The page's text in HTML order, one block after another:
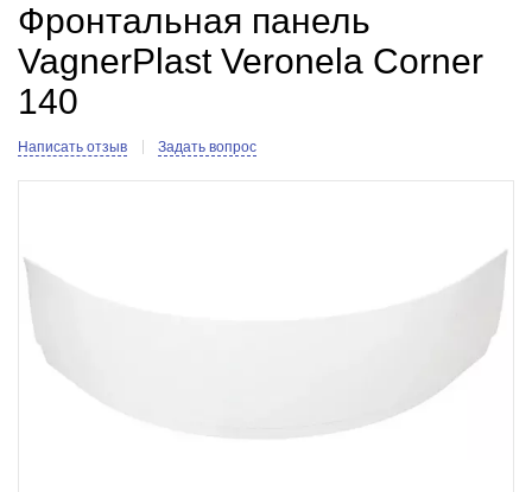
Фронтальная панель
VagnerPlast Veronela Corner
140
Написать отзыв Задать вопрос